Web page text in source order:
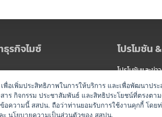
ธุรกิจไมซ์
าน
นำเที่ยว
โปรโมชัน
โปรโมชันและข่า
แพ็กเกจ
แคมเปญ
พื่อเพิ่มประสิทธิภาพในการให้บริการ และเพื่อพัฒนาปร
าร กิจกรรม ประชาสัมพันธ์ และสิทธิประโยชน์ที่ตรงต
ความนี้ สสปน. ถือว่าท่านยอมรับการใช้งานคุกกี้ โดย
ะ นโยบายความเป็นส่วนตัวของ สสปน.